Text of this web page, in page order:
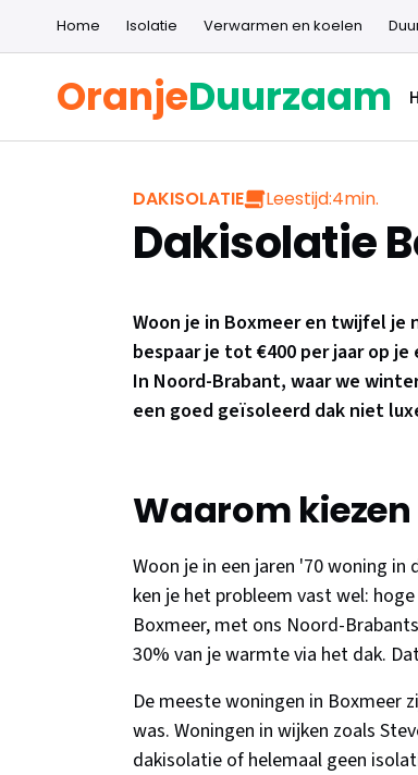
Home Isolatie Verwarmen en koelen
OranjeDuurzaam
DAKISOLATIE Leestijd:4min.
Dakisolatie
Woon je in Boxmeer en twijfel
bespaar je tot €400 per jaar op
In Noord-Brabant, waar we
een goed geïsoleerd dak niet
Waarom
Woon je in een jaren '70 woning
ken je het probleem vast wel:
Boxmeer, met ons Noord-
30% van je warmte via het dak.
De meeste woningen in Boxmeer
was. Woningen in wijken zoals
dakisolatie of helemaal geen